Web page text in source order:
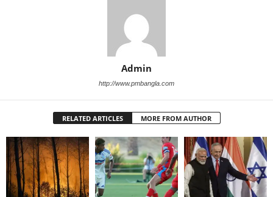
Admin
http://www.pmbangla.com
RELATED ARTICLES MORE FROM AUTHOR